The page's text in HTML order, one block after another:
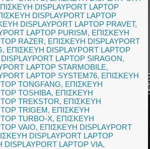
DISPLAYPORT LAPTOP
DISPLAYPORT LAPTOP
DISPLAYPORT LAPTOP PRAVET,
LAPTOP PURISM, ΕΠΙΣΚΕΥΗ
RAZER, ΕΠΙΣΚΕΥΗ DISPLAYPORT
, ΕΠΙΣΚΕΥΗ DISPLAYPORT LAPTOP
LAPTOP SIRAGON,
LAPTOP STARMOBILE,
LAPTOP SYSTEM76, ΕΠΙΣΚΕΥΗ
TONGFANG, ΕΠΙΣΚΕΥΗ
TOSHIBA, ΕΠΙΣΚΕΥΗ
TREKSTOR, ΕΠΙΣΚΕΥΗ
TRIGEM, ΕΠΙΣΚΕΥΗ
TURBO-X, ΕΠΙΣΚΕΥΗ
VAIO, ΕΠΙΣΚΕΥΗ DISPLAYPORT
DISPLAYPORT LAPTOP
LAPTOP VIA,